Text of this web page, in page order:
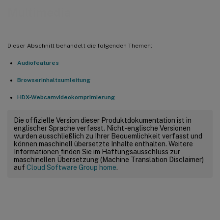
Dieser Abschnitt behandelt die folgenden Themen:
Audiofeatures
Browserinhaltsumleitung
HDX-Webcamvideokomprimierung
Die offizielle Version dieser Produktdokumentation ist in
englischer Sprache verfasst. Nicht-englische Versionen
wurden ausschließlich zu Ihrer Bequemlichkeit verfasst und
können maschinell übersetzte Inhalte enthalten. Weitere
Informationen finden Sie im Haftungsausschluss zur
maschinellen Übersetzung (Machine Translation Disclaimer)
auf Cloud Software Group home.